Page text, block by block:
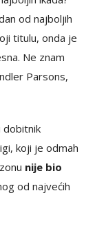
puta da osvoji
nagradu, ali
- najbolja